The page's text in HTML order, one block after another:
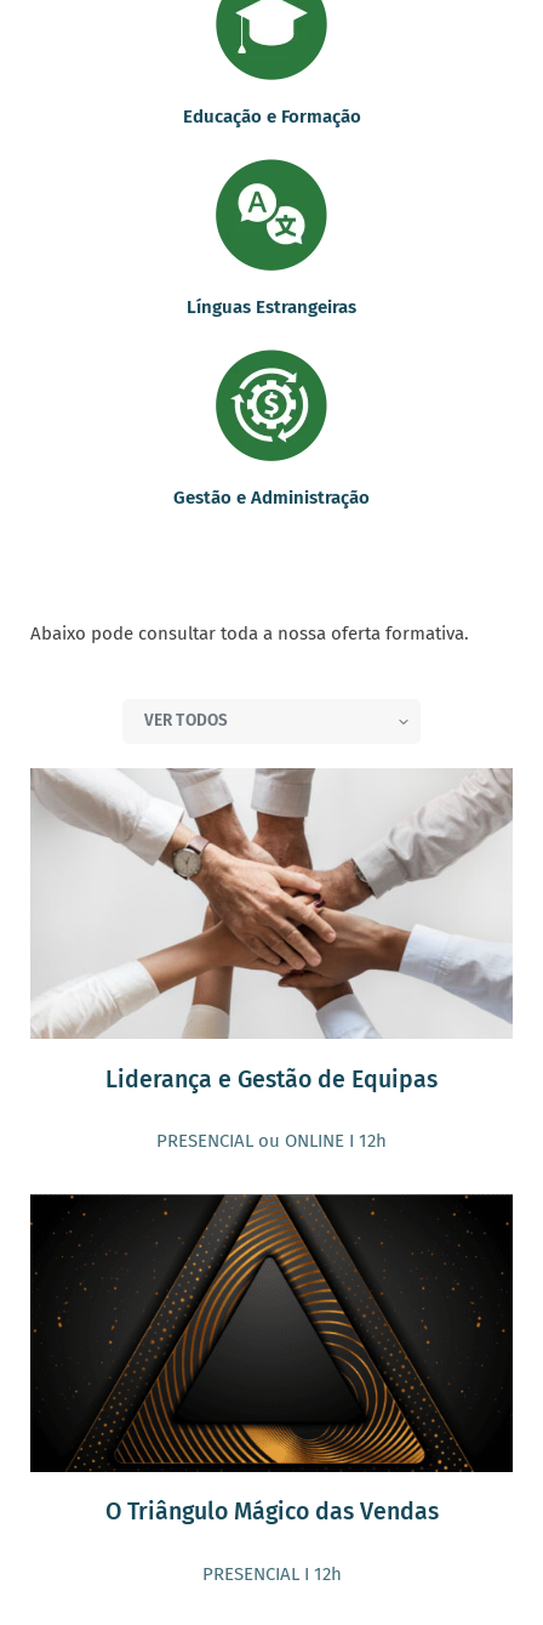
Educação e Formação
Línguas Estrangeiras
Gestão e Administração
Abaixo pode consultar toda a nossa oferta formativa.
Liderança e Gestão de Equipas
PRESENCIAL ou ONLINE I 12h
O Triângulo Mágico das Vendas
PRESENCIAL I 12h